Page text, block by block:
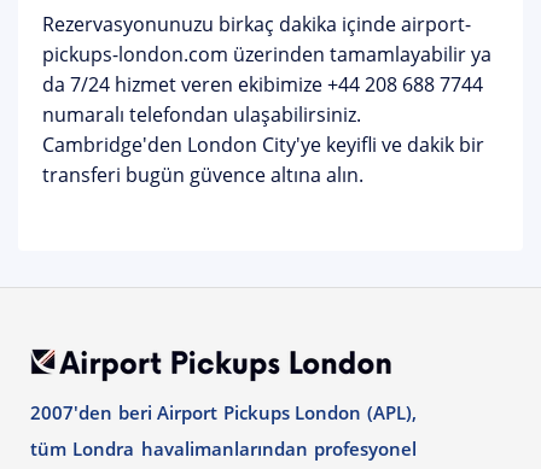
Rezervasyonunuzu birkaç dakika içindeairport-
pickups-london.com üzerinden tamamlayabilir ya
da 7/24 hizmet veren ekibimize+44 208 688 7744
numaralı telefondan ulaşabilirsiniz.
Cambridge'den London City'ye keyifli ve dakik bir
transferi bugün güvence altına alın.
2007'den beri Airport Pickups London (APL),
tüm Londra havalimanlarından profesyonel